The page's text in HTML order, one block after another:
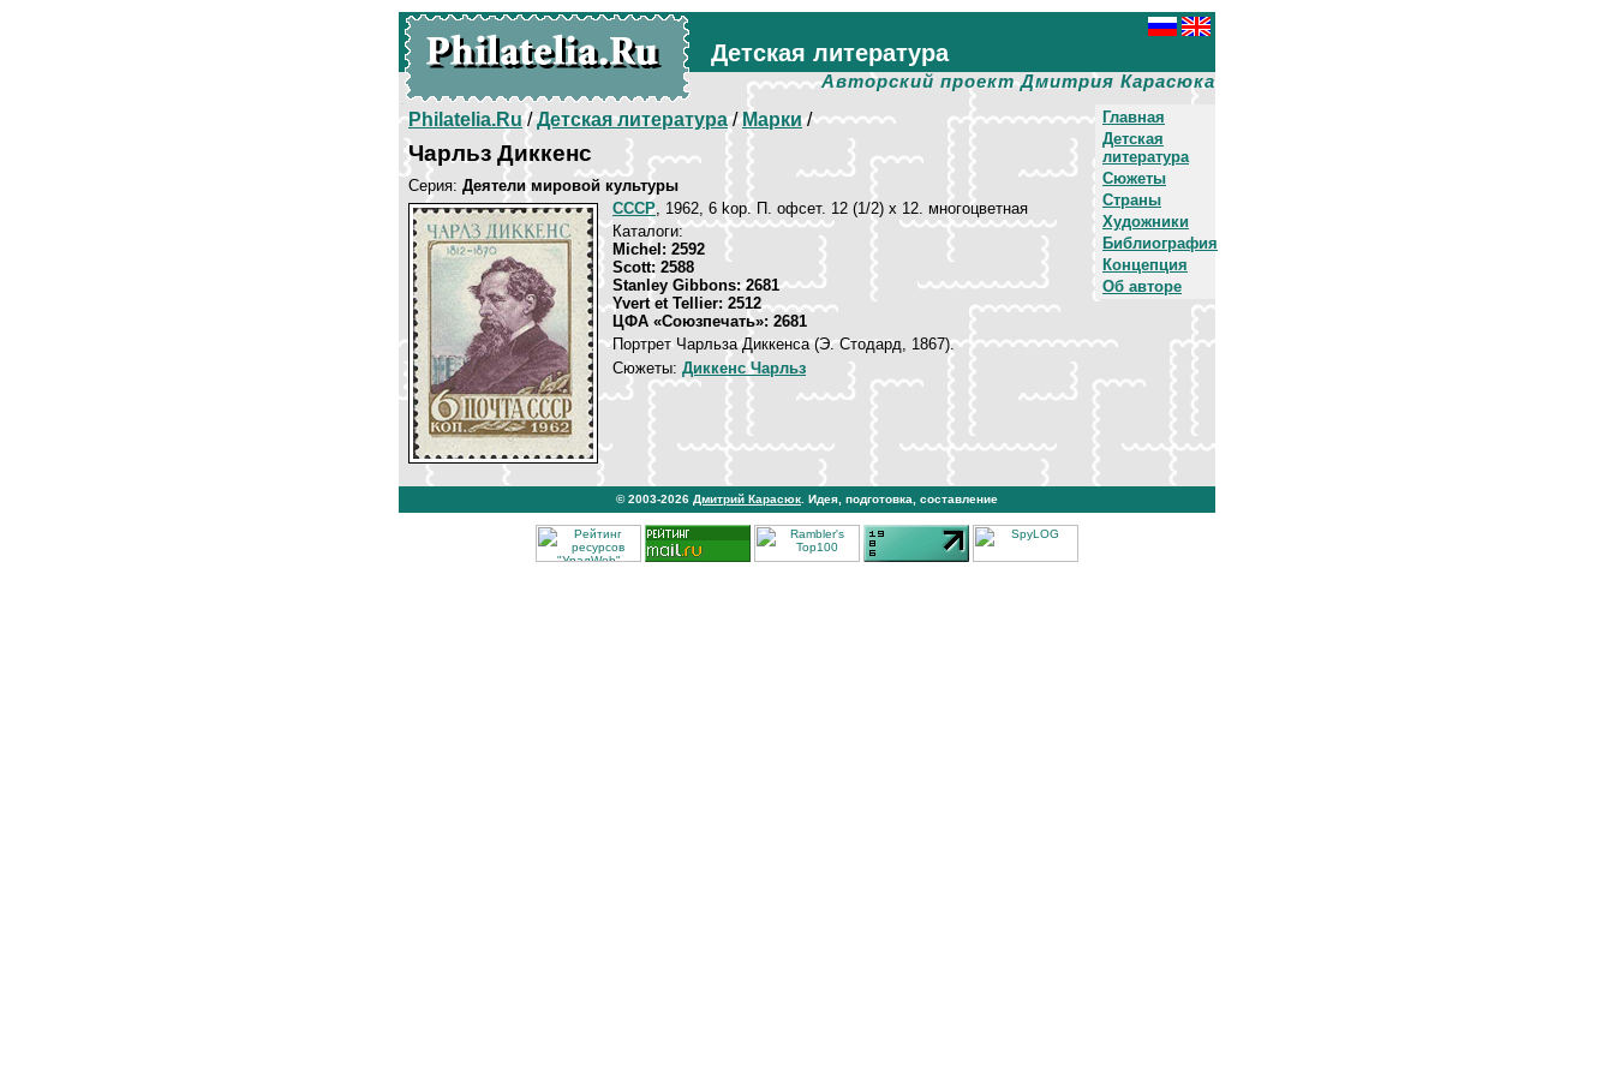
Детская литература
Авторский проект Дмитрия Карасюка
Главная
Детская
литература
Сюжеты
Страны
Художники
Библиография
Концепция
Об авторе
Philatelia.Ru/Детская литература/Марки/
Чарльз Диккенс
Серия: Деятели мировой культуры
СССР, 1962, 6 kop. П. офсет. 12 (1/2) х 12. многоцветная
Каталоги:
Michel: 2592
Scott: 2588
Stanley Gibbons: 2681
Yvert et Tellier: 2512
ЦФА «Союзпечать»: 2681
Портрет Чарльза Диккенса (Э. Стодард, 1867).
Сюжеты: Диккенс Чарльз
© 2003-2026 Дмитрий Карасюк . Идея, подготовка, составление